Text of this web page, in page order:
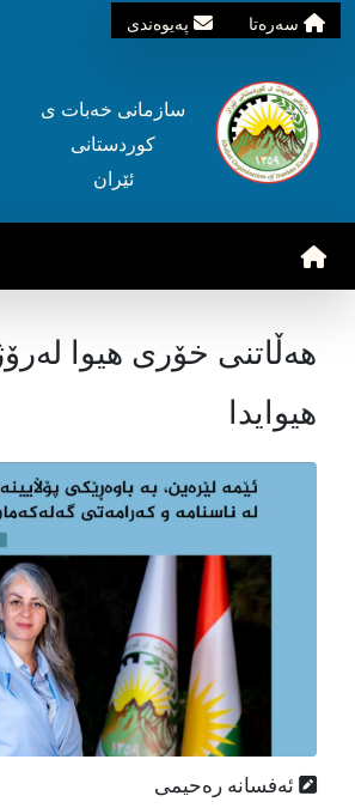
سه‌ره‌تا په‌یوه‌ندی
سازمانی خه‌بات ی
کوردستانی
ئێران
هەڵاتنی خۆری هیوا
هیوایدا
ئەفسانە رەحیمی